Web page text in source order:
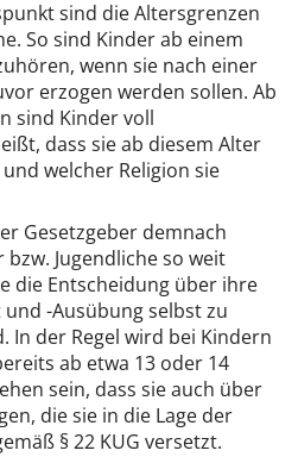
sind die Altersgrenzen
So sind Kinder ab einem
wenn sie nach einer
erzogen werden sollen. Ab
sind Kinder voll
dass sie ab diesem Alter
welcher Religion sie
Gesetzgeber demnach
Jugendliche so weit
die Entscheidung über ihre
-Ausübung selbst zu
In der Regel wird bei Kindern
ab etwa 13 oder 14
sein, dass sie auch über
die sie in die Lage der
§ 22 KUG versetzt.